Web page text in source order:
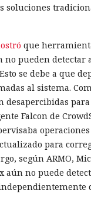
soluciones
que
no pueden detectar
se debe a que
al sistema.
desapercibidas
Falcon de
para
según ARMO,
aún no puede